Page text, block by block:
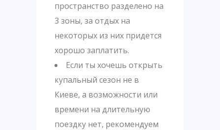
пространство разделено на
3 зоны, за отдых на
некоторых из них придется
хорошо заплатить.
Если ты хочешь открыть
купальный сезон не в
Киеве, а возможности или
времени на длительную
поездку нет, рекомендуем